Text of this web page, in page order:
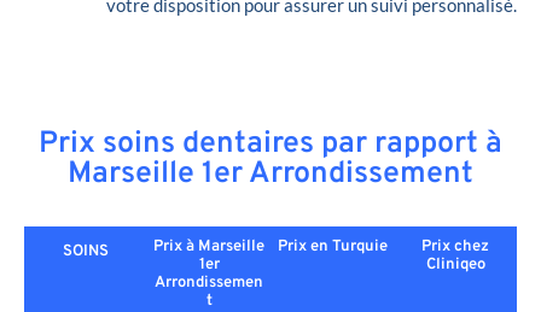
votre disposition pour assurer un suivi personnalisé.
Prix soins dentaires par rapport à
Marseille 1er Arrondissement
SOINS
Prix à Marseille
1er
Arrondissemen
t
Prix en Turquie
Prix chez
Cliniqeo